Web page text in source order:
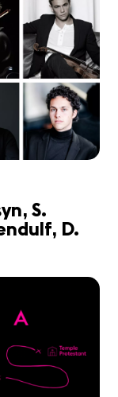
S.
D.